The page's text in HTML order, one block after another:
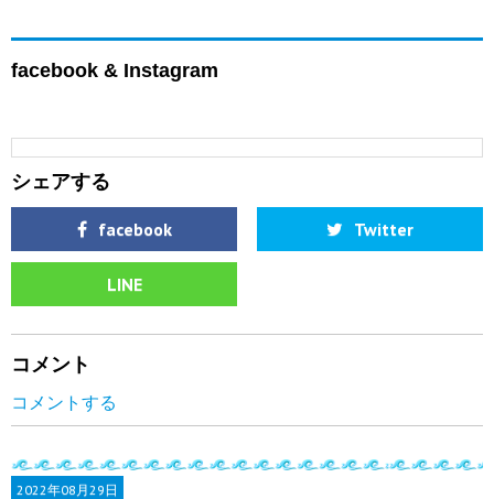
facebook & Instagram
シェアする
facebook Twitter
LINE
コメント
コメントする
2022年08月29日